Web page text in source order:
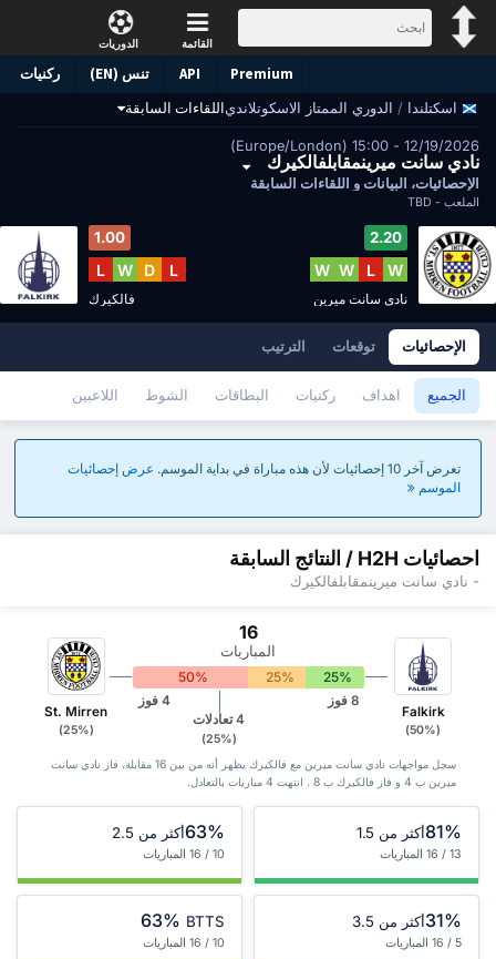
الدوريات القائمة
ركنيات تنس (EN) API Premium
اسكتلندا / الدوري الممتاز الاسكوتلاندياللقاءات السابقة
12/19/2026 - 15:00 (Europe/London)
نادي سانت ميرينمقابلفالكيرك
الإحصائيات، البيانات و اللقاءات السابقة
الملعب - TBD
2.20
W
L
W
W
نادي سانت ميرين
1.00
L
D
W
L
فالكيرك
الإحصائيات توقعات الترتيب
الجميع اهداف ركنيات البطاقات الشوط اللاعبين
تعرض آخر 10 إحصائيات لأن هذه مباراة في بداية الموسم.
عرض إحصائيات
الموسم
احصائيات H2H / النتائج السابقة
- نادي سانت ميرينمقابلفالكيرك
St. Mirren
(25%)
16
المباريات
25%
25%
50%
4 فوز
4 تعادلات
(25%)
8 فوز
Falkirk
(50%)
سجل مواجهات نادي سانت ميرين مع فالكيرك يظهر أنه من بين 16 ‏مقابلة، فاز نادي سانت
ميرين ب 4 و فاز فالكيرك ب 8 . انتهت 4 مباريات بالتعادل.
81%أكثر من 1.5
13 / 16 المباريات
63%أكثر من 2.5
10 / 16 المباريات
31%أكثر من 3.5
5 / 16 المباريات
63% BTTS
10 / 16 المباريات